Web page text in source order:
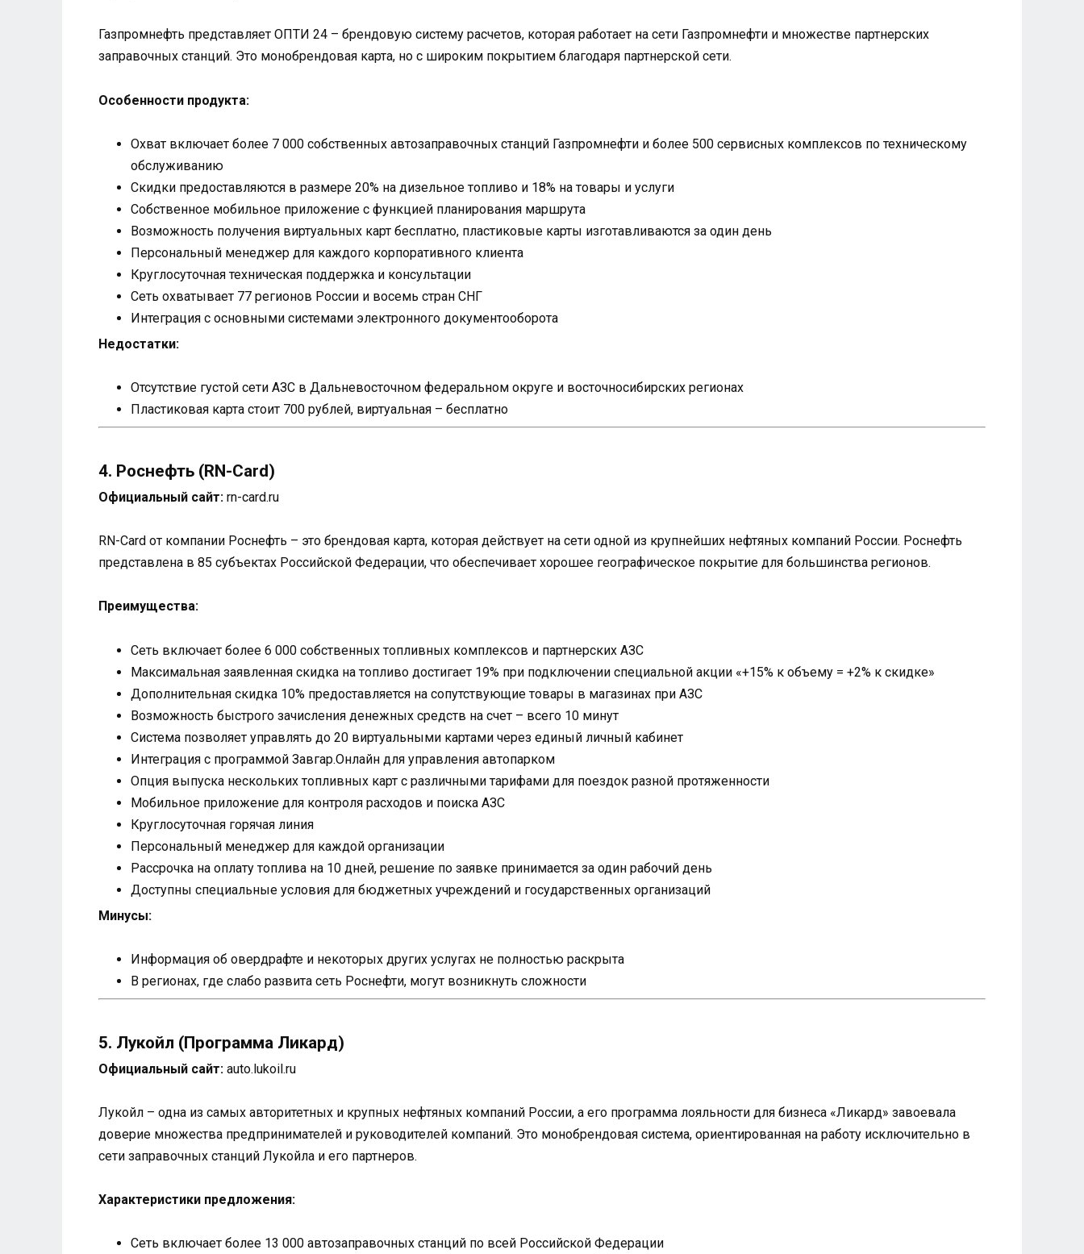
Газпромнефть представляет ОПТИ 24 – брендовую систему расчетов, которая работает на сети Газпромнефти и множестве партнерских
заправочных станций. Это монобрендовая карта, но с широким покрытием благодаря партнерской сети.
Особенности продукта:
Охват включает более 7 000 собственных автозаправочных станций Газпромнефти и более 500 сервисных комплексов по техническому
обслуживанию
Скидки предоставляются в размере 20% на дизельное топливо и 18% на товары и услуги
Собственное мобильное приложение с функцией планирования маршрута
Возможность получения виртуальных карт бесплатно, пластиковые карты изготавливаются за один день
Персональный менеджер для каждого корпоративного клиента
Круглосуточная техническая поддержка и консультации
Сеть охватывает 77 регионов России и восемь стран СНГ
Интеграция с основными системами электронного документооборота
Недостатки:
Отсутствие густой сети АЗС в Дальневосточном федеральном округе и восточносибирских регионах
Пластиковая карта стоит 700 рублей, виртуальная – бесплатно
4. Роснефть (RN-Card)
Официальный сайт: rn-card.ru
RN-Card от компании Роснефть – это брендовая карта, которая действует на сети одной из крупнейших нефтяных компаний России. Роснефть
представлена в 85 субъектах Российской Федерации, что обеспечивает хорошее географическое покрытие для большинства регионов.
Преимущества:
Сеть включает более 6 000 собственных топливных комплексов и партнерских АЗС
Максимальная заявленная скидка на топливо достигает 19% при подключении специальной акции «+15% к объему = +2% к скидке»
Дополнительная скидка 10% предоставляется на сопутствующие товары в магазинах при АЗС
Возможность быстрого зачисления денежных средств на счет – всего 10 минут
Система позволяет управлять до 20 виртуальными картами через единый личный кабинет
Интеграция с программой Завгар.Онлайн для управления автопарком
Опция выпуска нескольких топливных карт с различными тарифами для поездок разной протяженности
Мобильное приложение для контроля расходов и поиска АЗС
Круглосуточная горячая линия
Персональный менеджер для каждой организации
Рассрочка на оплату топлива на 10 дней, решение по заявке принимается за один рабочий день
Доступны специальные условия для бюджетных учреждений и государственных организаций
Минусы:
Информация об овердрафте и некоторых других услугах не полностью раскрыта
В регионах, где слабо развита сеть Роснефти, могут возникнуть сложности
5. Лукойл (Программа Ликард)
Официальный сайт: auto.lukoil.ru
Лукойл – одна из самых авторитетных и крупных нефтяных компаний России, а его программа лояльности для бизнеса «Ликард» завоевала
доверие множества предпринимателей и руководителей компаний. Это монобрендовая система, ориентированная на работу исключительно в
сети заправочных станций Лукойла и его партнеров.
Характеристики предложения:
Сеть включает более 13 000 автозаправочных станций по всей Российской Федерации